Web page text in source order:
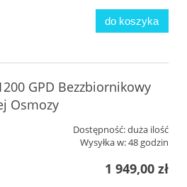
do koszyka
GPD Bezzbiornikowy
Osmozy
Dostępność:duża ilość
Wysyłka w:48 godzin
1 949,00 zł